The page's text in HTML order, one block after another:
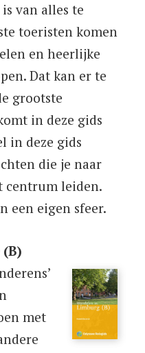
van alles te
toeristen komen
en heerlijke
Dat kan er te
grootste
in deze gids
in deze gids
die je naar
centrum leiden.
een eigen sfeer.
met